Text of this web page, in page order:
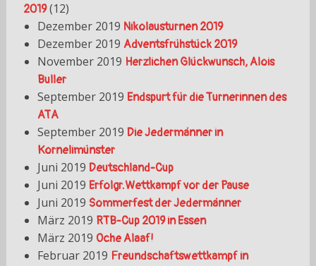
2019 (12)
Dezember 2019 Nikolausturnen 2019
Dezember 2019 Adventsfrühstück 2019
November 2019 Herzlichen Glückwunsch, Alois
Buller
September 2019 Endspurt für die Turnerinnen des
ATA
September 2019 Die Jedermänner in
Kornelimünster
Juni 2019 Deutschland-Cup
Juni 2019 Erfolgr.Wettkampf vor der Pause
Juni 2019 Sommerfest der Jedermänner
März 2019 RTB-Cup 2019 in Essen
März 2019 Oche Alaaf!
Februar 2019 Freundschaftswettkampf in